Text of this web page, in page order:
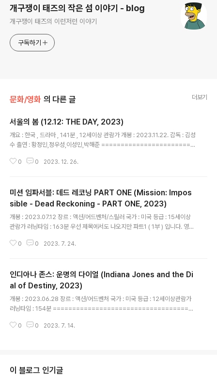
개구쟁이 태즈의 작은 섬 이야기 - blog
개구쟁이 태즈의 이런저런 이야기
구독하기
문화/영화 의 다른 글 더보기
서울의 봄 (12.12: THE DAY, 2023)
개요 : 한국 , 드라마 , 141분 , 12세이상 관람가 개봉 : 2023.11.22. 감독 : 김성
수 출연 : 황정민,정우성,이성민,박해준 ========================
용을 버무려 만든 영화. 초중반까지는 약간 지루할 수도 있음.
0 0 2023. 12. 26.
미션 임파서블: 데드 레코닝 PART ONE (Mission: Impos
sible - Dead Reckoning - PART ONE, 2023)
개봉 : 2023.07.12 장르 : 액션/어드벤처/스릴러 국가 : 미국 등급 : 15세이상
관람가 러닝타임 : 163분 우선 제목에서도 나오지만 파트1 ( 1부 ) 입니다. 영화
중간중간 좀 늘어지는 느낌은 있습니다. ) 유명한 오토바이 점프 씬은 약간 뜬금
0 0 2023. 7. 24.
인디아나 존스: 운명의 다이얼 (Indiana Jones and the Di
al of Destiny, 2023)
개봉 : 2023.06.28 장르 : 액션/어드벤처 국가 : 미국 등급 : 12세이상관람가
러닝타임 : 154분 ====================================
인디... 젊은 인디 부분은 생각외로 잘 만듦. 진짜 인디가 돌아온줄... 초반의 액션
0 0 2023. 7. 14.
이 블로그 인기글